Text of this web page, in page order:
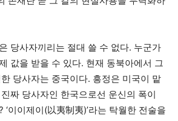
당사자끼리는 절대 쓸 수 없다. 누군가
값을 받을 수 있다. 현재 동북아에서 그
당사자는 중국이다. 흥정은 미국이 맡
짜 당사자인 한국으로선 운신의 폭이
‘이이제이(以夷制夷)’라는 탁월한 전술을